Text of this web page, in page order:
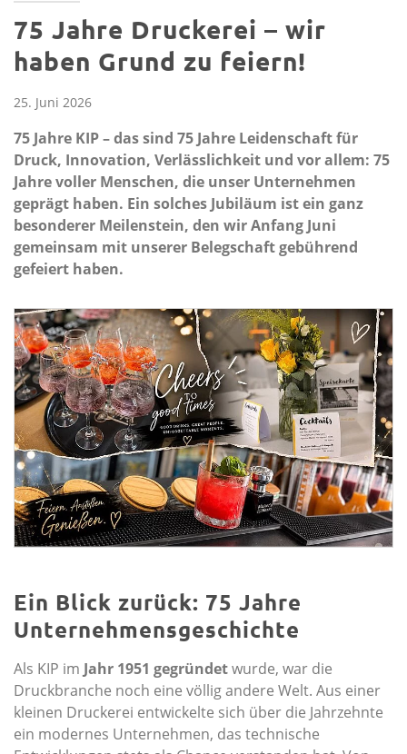
75 Jahre Druckerei – wir
haben Grund zu feiern!
25. Juni 2026
75 Jahre KIP – das sind 75 Jahre Leidenschaft für
Druck, Innovation, Verlässlichkeit und vor allem: 75
Jahre voller Menschen, die unser Unternehmen
geprägt haben. Ein solches Jubiläum ist ein ganz
besonderer Meilenstein, den wir Anfang Juni
gemeinsam mit unserer Belegschaft gebührend
gefeiert haben.
Ein Blick zurück: 75 Jahre
Unternehmensgeschichte
Als KIP im Jahr 1951 gegründetwurde, war die
Druckbranche noch eine völlig andere Welt. Aus einer
kleinen Druckerei entwickelte sich über die Jahrzehnte
ein modernes Unternehmen, das technische